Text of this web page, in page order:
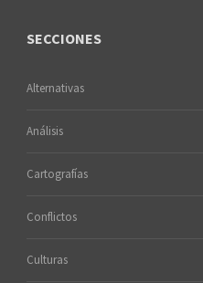
SECCIONES
Alternativas
Análisis
Cartografías
Conflictos
Culturas